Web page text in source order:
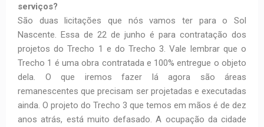
serviços?
São duas licitações que nós vamos ter para o Sol
Nascente. Essa de 22 de junho é para contratação dos
projetos do Trecho 1 e do Trecho 3. Vale lembrar que o
Trecho 1 é uma obra contratada e 100% entregue o objeto
dela. O que iremos fazer lá agora são áreas
remanescentes que precisam ser projetadas e executadas
ainda. O projeto do Trecho 3 que temos em mãos é de dez
anos atrás, está muito defasado. A ocupação da cidade